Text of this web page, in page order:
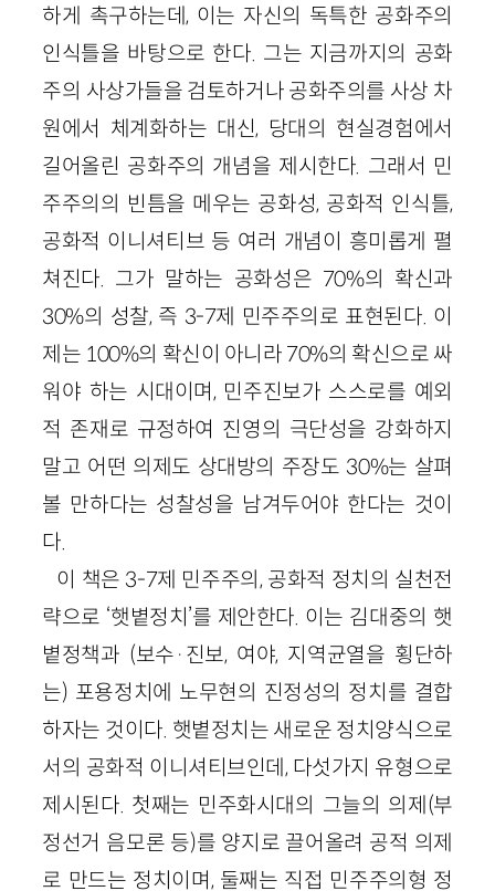
하게 촉구하는데, 이는 자신의 독특한 공화주의
인식틀을 바탕으로 한다. 그는 지금까지의 공화
주의 사상가들을 검토하거나 공화주의를 사상 차
원에서 체계화하는 대신, 당대의 현실경험에서
길어올린 공화주의 개념을 제시한다. 그래서 민
주주의의 빈틈을 메우는 공화성, 공화적 인식틀,
공화적 이니셔티브 등 여러 개념이 흥미롭게 펼
쳐진다. 그가 말하는 공화성은 70%의 확신과
30%의 성찰, 즉 3-7제 민주주의로 표현된다. 이
제는 100%의 확신이 아니라 70%의 확신으로 싸
워야 하는 시대이며, 민주진보가 스스로를 예외
적 존재로 규정하여 진영의 극단성을 강화하지
말고 어떤 의제도 상대방의 주장도 30%는 살펴
볼 만하다는 성찰성을 남겨두어야 한다는 것이
다.
이 책은 3-7제 민주주의, 공화적 정치의 실천전
략으로 ‘햇볕정치’를 제안한다. 이는 김대중의 햇
볕정책과 (보수·진보, 여야, 지역균열을 횡단하
는) 포용정치에 노무현의 진정성의 정치를 결합
하자는 것이다. 햇볕정치는 새로운 정치양식으로
서의 공화적 이니셔티브인데, 다섯가지 유형으로
제시된다. 첫째는 민주화시대의 그늘의 의제(부
정선거 음모론 등)를 양지로 끌어올려 공적 의제
로 만드는 정치이며, 둘째는 직접 민주주의형 정